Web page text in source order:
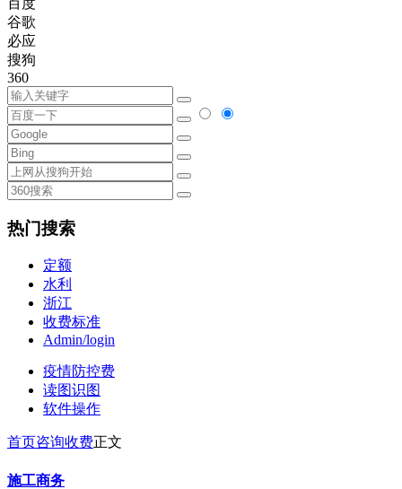
百度
谷歌
必应
搜狗
360
热门搜索
定额
水利
浙江
收费标准
Admin/login
疫情防控费
读图识图
软件操作
首页咨询收费正文
施工商务